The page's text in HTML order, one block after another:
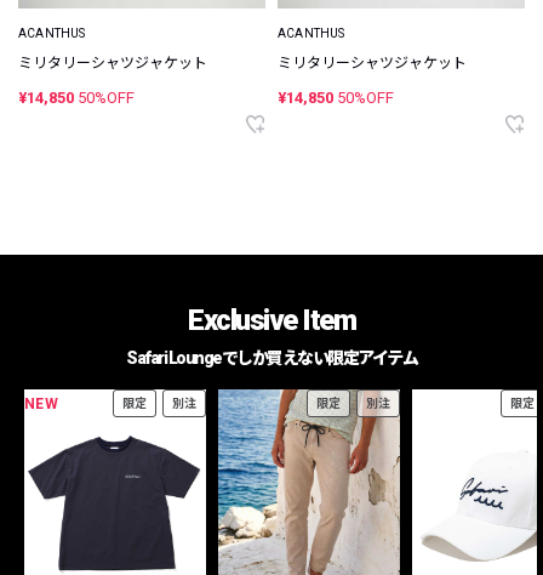
ACANTHUS
ミリタリーシャツジャケット
¥14,850 50%OFF
ACANTHUS
ミリタリーシャツジャケット
¥14,850 50%OFF
Exclusive Item
Safari Loungeでしか買えない限定アイテム
NEW 限定 別注 限定 別注 限定